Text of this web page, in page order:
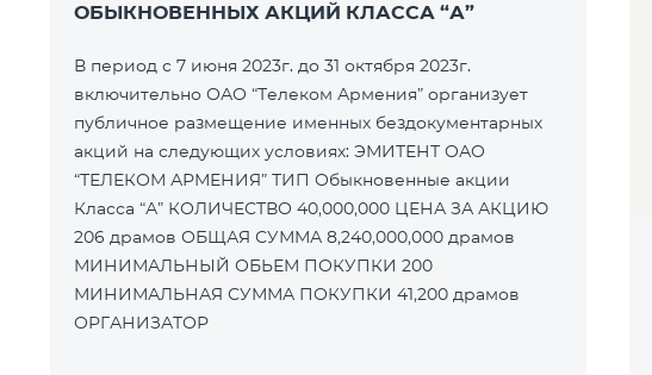
ОБЫКНОВЕННЫХ АКЦИЙ КЛАССА “А”
В период с 7 июня 2023г. до 31 октября 2023г.
включительно ОАО “Телеком Армения” организует
публичное размещение именных бездокументарных
акций на следующих условиях: ЭМИТЕНТ ОАО
“ТЕЛЕКОМ АРМЕНИЯ” ТИП Обыкновенные акции
Класса “А” КОЛИЧЕСТВО 40,000,000 ЦЕНА ЗА АКЦИЮ
206 драмов ОБЩАЯ СУММА 8,240,000,000 драмов
МИНИМАЛЬНЫЙ ОБЬЕМ ПОКУПКИ 200
МИНИМАЛЬНАЯ СУММА ПОКУПКИ 41,200 драмов
ОРГАНИЗАТОР